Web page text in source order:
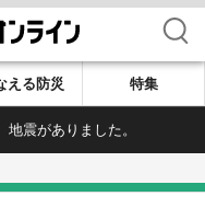
検索
える防災 特集
震がありました。